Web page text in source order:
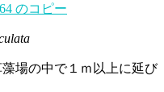
場の中で１ｍ以上に延び